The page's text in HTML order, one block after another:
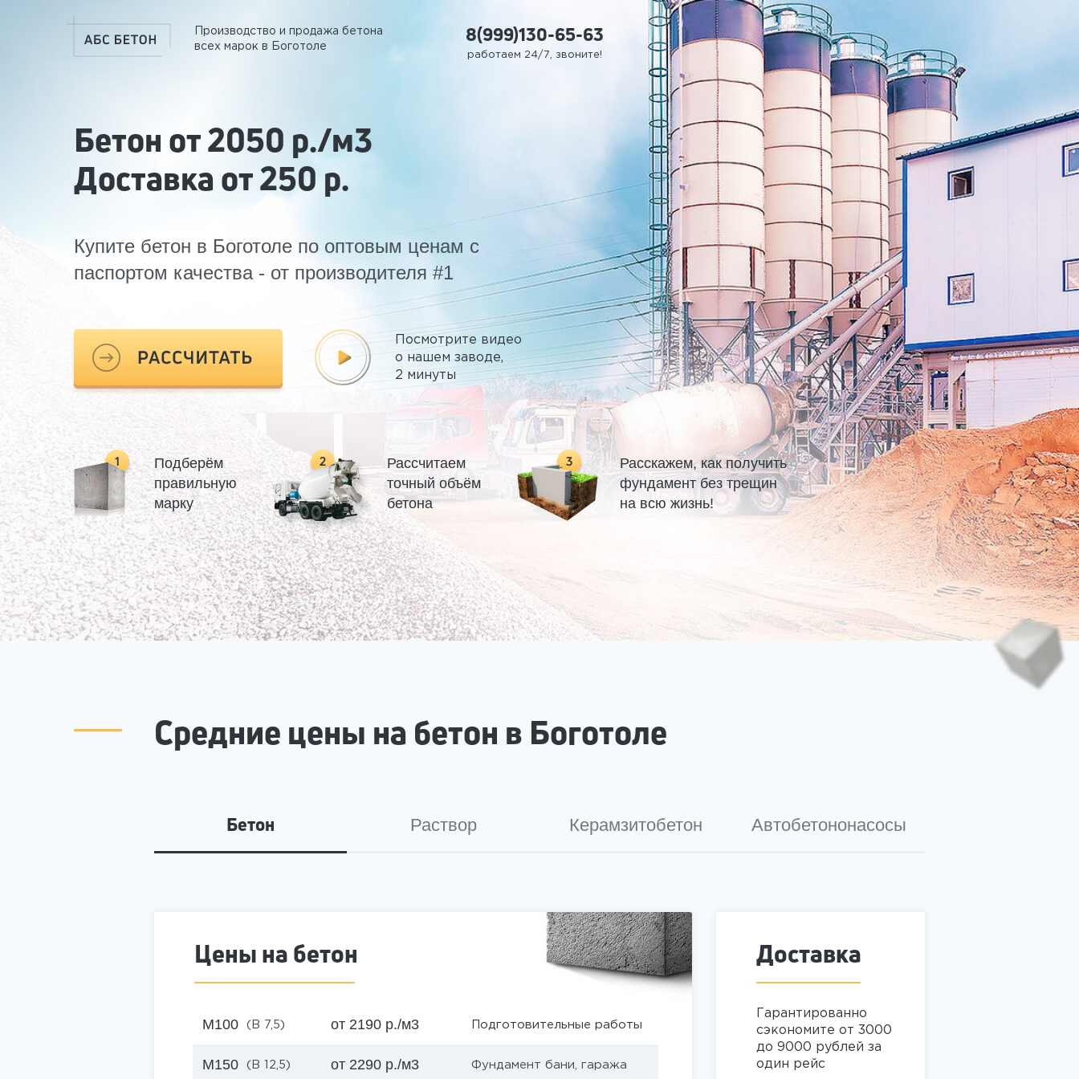
Бетон от 2050 р./м3
Доставка от 250 р.
Купите бетон в Боготоле по оптовым ценам с
паспортом качества - от производителя #1
Производство и продажа бетона
всех марок в Боготоле
8(999)130-65-63
работаем 24/7, звоните!
Посмотрите видео
о нашем заводе,
2 минуты
Подберём
правильную
марку
Рассчитаем
точный объём
бетона
Расскажем, как получить
фундамент без трещин
на всю жизнь!
Средние цены на бетон в Боготоле
Бетон Раствор Керамзитобетон Автобетононасосы
Цены на бетон
М100 (B 7,5) от 2190 р./м3 Подготовительные работы
М150 (B 12,5) от 2290 р./м3 Фундамент бани, гаража
Доставка
Гарантированно
сэкономите от 3000
до 9000 рублей за
один рейс